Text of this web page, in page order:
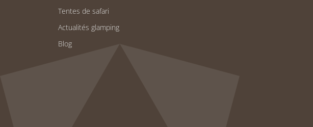
Tentes de safari
Actualités glamping
Blog